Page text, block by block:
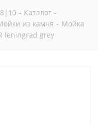
- Каталог -
из камня - Мойка
leningrad grey